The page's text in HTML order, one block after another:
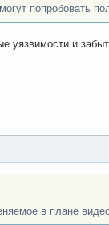
попробовать
уязвимости и
в плане